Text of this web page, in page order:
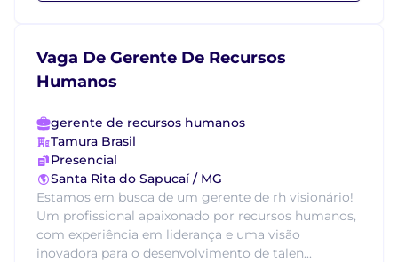
Vaga De Gerente De Recursos
Humanos
gerente de recursos humanos
Tamura Brasil
Presencial
Santa Rita do Sapucaí / MG
Estamos em busca de um gerente de rh visionário!
Um profissional apaixonado por recursos humanos,
com experiência em liderança e uma visão
inovadora para o desenvolvimento de talen...